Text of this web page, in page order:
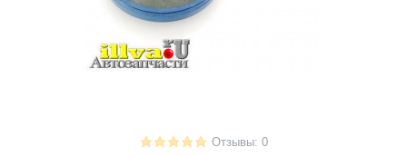
Отзывы: 0